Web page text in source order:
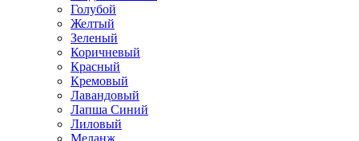
Голубой
Желтый
Зеленый
Коричневый
Красный
Кремовый
Лавандовый
Лапша Синий
Лиловый
Меланж